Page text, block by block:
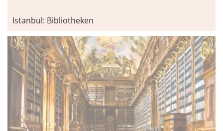
Istanbul: Bibliotheken